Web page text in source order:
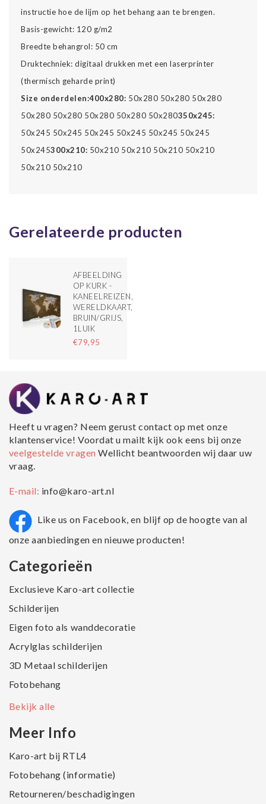
instructie hoe de lijm op het behang aan te brengen.
Basis-gewicht: 120 g/m2
Breedte behangrol: 50 cm
Druktechniek: digitaal drukken met een laserprinter
(thermisch geharde print)
Size onderdelen:400x280: 50x280 50x280 50x280
50x280 50x280 50x280 50x280 50x280350x245:
50x245 50x245 50x245 50x245 50x245 50x245
50x245300x210: 50x210 50x210 50x210 50x210
50x210 50x210
Gerelateerde producten
AFBEELDING
OP KURK -
KANEELREIZEN,
WERELDKAART,
BRUIN/GRIJS,
1LUIK
€79,95
Heeft u vragen? Neem gerust contact op met onze
klantenservice! Voordat u mailt kijk ook eens bij onze
veelgestelde vragenWellicht beantwoorden wij daar uw
vraag.
E-mail: info@karo-art.nl
Like us on Facebook, en blijf op de hoogte van al
onze aanbiedingen en nieuwe producten!
Categorieën
Exclusieve Karo-art collectie
Schilderijen
Eigen foto als wanddecoratie
Acrylglas schilderijen
3D Metaal schilderijen
Fotobehang
Bekijk alle
Meer Info
Karo-art bij RTL4
Fotobehang (informatie)
Retourneren/beschadigingen